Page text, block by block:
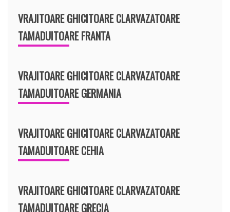
VRAJITOARE GHICITOARE CLARVAZATOARE
TAMADUITOARE FRANTA
VRAJITOARE GHICITOARE CLARVAZATOARE
TAMADUITOARE GERMANIA
VRAJITOARE GHICITOARE CLARVAZATOARE
TAMADUITOARE CEHIA
VRAJITOARE GHICITOARE CLARVAZATOARE
TAMADUITOARE GRECIA